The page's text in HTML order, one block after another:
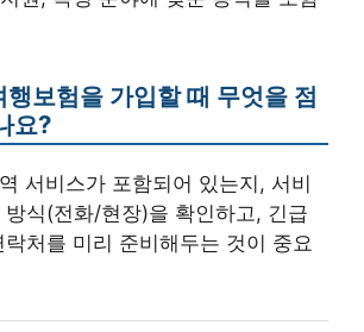
보험을 가입할 때 무엇을 점
요?
서비스가 포함되어 있는지, 서비
식(전화/현장)을 확인하고, 긴급
처를 미리 준비해두는 것이 중요